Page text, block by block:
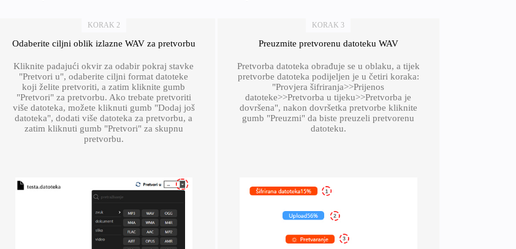
KORAK 2
Odaberite ciljni oblik izlazne WAV za pretvorbu
Kliknite padajući okvir za odabir pokraj stavke
"Pretvori u", odaberite ciljni format datoteke
koji želite pretvoriti, a zatim kliknite gumb
"Pretvori" za pretvorbu. Ako trebate pretvoriti
više datoteka, možete kliknuti gumb "Dodaj još
datoteka", dodati više datoteka za pretvorbu, a
zatim kliknuti gumb "Pretvori" za skupnu
pretvorbu.
KORAK 3
Preuzmite pretvorenu datoteku WAV
Pretvorba datoteka obrađuje se u oblaku, a tijek
pretvorbe datoteka podijeljen je u četiri koraka:
"Provjera šifriranja>>Prijenos
datoteke>>Pretvorba u tijeku>>Pretvorba je
dovršena", nakon dovršetka pretvorbe kliknite
gumb "Preuzmi" da biste preuzeli pretvorenu
datoteku.